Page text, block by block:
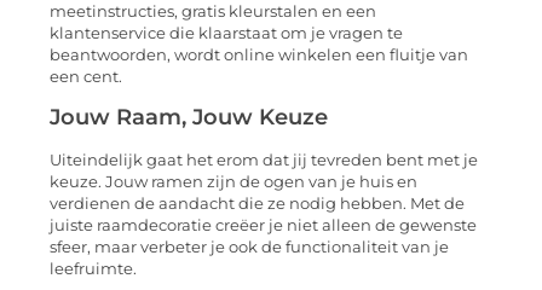
meetinstructies, gratis kleurstalen en een
klantenservice die klaarstaat om je vragen te
beantwoorden, wordt online winkelen een fluitje van
een cent.
Jouw Raam, Jouw Keuze
Uiteindelijk gaat het erom dat jij tevreden bent met je
keuze. Jouw ramen zijn de ogen van je huis en
verdienen de aandacht die ze nodig hebben. Met de
juiste raamdecoratie creëer je niet alleen de gewenste
sfeer, maar verbeter je ook de functionaliteit van je
leefruimte.